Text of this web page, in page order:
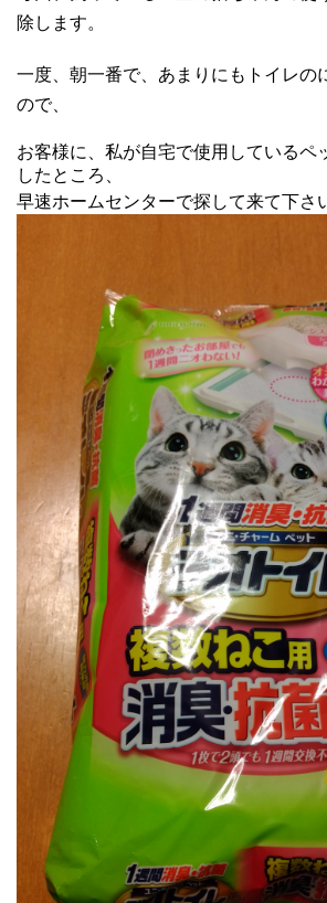
除します。
一度、朝一番で、あまりにもトイレの
ので、
お客様に、 私が自宅で使用しているペ
したところ、
早速ホームセンターで探して来て下さ